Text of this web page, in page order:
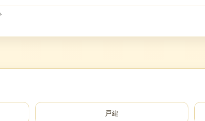
戸建